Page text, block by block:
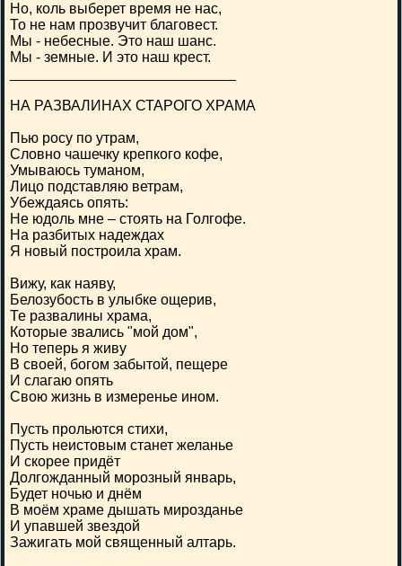
Но, коль выберет время не нас,
То не нам прозвучит благовест.
Мы - небесные. Это наш шанс.
Мы - земные. И это наш крест.
НА РАЗВАЛИНАХ СТАРОГО ХРАМА
Пью росу по утрам,
Словно чашечку крепкого кофе,
Умываюсь туманом,
Лицо подставляю ветрам,
Убеждаясь опять:
Не юдоль мне – стоять на Голгофе.
На разбитых надеждах
Я новый построила храм.
Вижу, как наяву,
Белозубость в улыбке ощерив,
Те развалины храма,
Которые звались "мой дом",
Но теперь я живу
В своей, богом забытой, пещере
И слагаю опять
Свою жизнь в измеренье ином.
Пусть прольются стихи,
Пусть неистовым станет желанье
И скорее придёт
Долгожданный морозный январь,
Будет ночью и днём
В моём храме дышать мирозданье
И упавшей звездой
Зажигать мой священный алтарь.